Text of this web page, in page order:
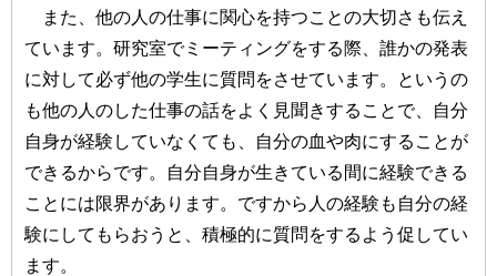
また、他の人の仕事に関心を持つことの大切さも伝え
ています。研究室でミーティングをする際、誰かの発表
に対して必ず他の学生に質問をさせています。というの
も他の人のした仕事の話をよく見聞きすることで、自分
自身が経験していなくても、自分の血や肉にすることが
できるからです。自分自身が生きている間に経験できる
ことには限界があります。ですから人の経験も自分の経
験にしてもらおうと、積極的に質問をするよう促してい
ます。